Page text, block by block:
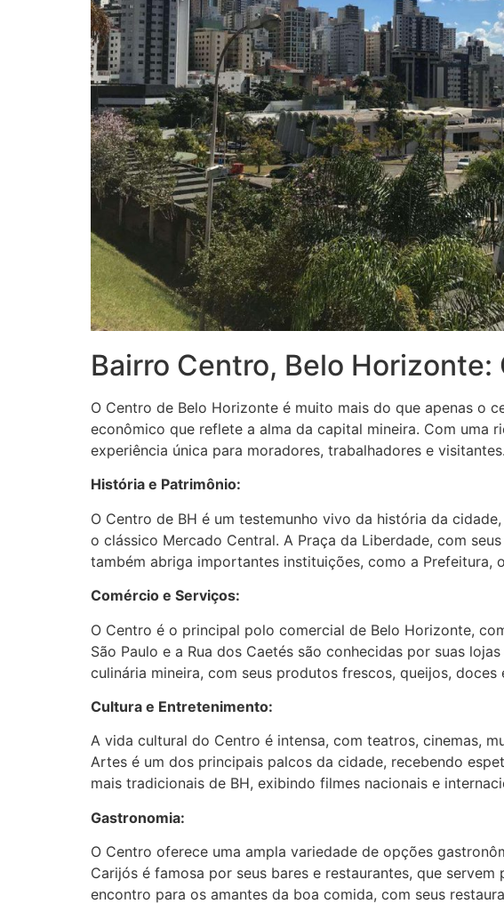
Bairro Centro, Belo
O Centro de Belo Horizonte é muito mais do que apenas o
econômico que reflete a alma da capital mineira. Com uma
experiência única para moradores, trabalhadores e visitantes.
História e Patrimônio:
O Centro de BH é um testemunho vivo da história da
o clássico Mercado Central. A Praça da Liberdade, com
também abriga importantes instituições, como a Prefeitura,
Comércio e Serviços:
O Centro é o principal polo comercial de Belo Horizonte,
São Paulo e a Rua dos Caetés são conhecidas por suas
culinária mineira, com seus produtos frescos, queijos, doces
Cultura e Entretenimento:
A vida cultural do Centro é intensa, com teatros, cinemas,
Artes é um dos principais palcos da cidade, recebendo
mais tradicionais de BH, exibindo filmes nacionais e
Gastronomia:
O Centro oferece uma ampla variedade de opções
Carijós é famosa por seus bares e restaurantes, que
encontro para os amantes da boa comida, com seus